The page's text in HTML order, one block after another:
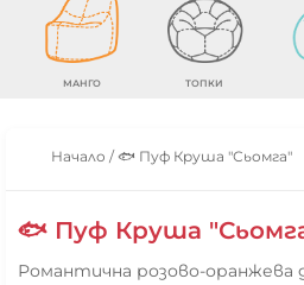
МАНГО ТОПКИ
Начало / 🐟 Пуф Круша "Сьомга"
🐟 Пуф Круша
Романтична розово-оранжева